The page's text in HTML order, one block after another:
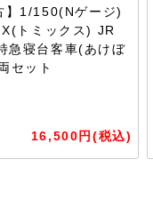
】1/150(Nゲージ)
トミックス) JR
急寝台客車(あけぼ
セット
16,500円(税込)